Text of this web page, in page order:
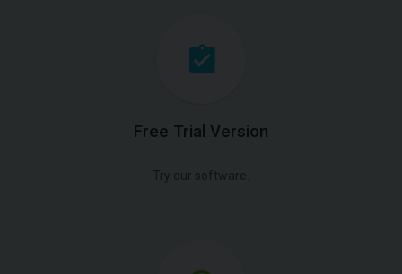
Free Trial Version
Try our software.